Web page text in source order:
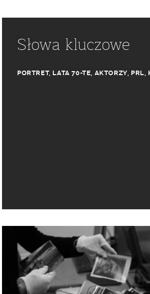
Słowa kluczowe
PORTRET, LATA 70-TE, AKTORZY, PRL,